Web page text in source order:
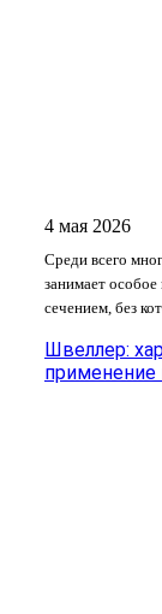
4 мая 2026
Среди всего
занимает
сечением, без
Швеллер:
применение